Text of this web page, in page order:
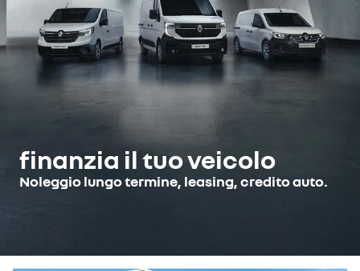
finanzia il tuo veicolo
Noleggio lungo termine, leasing, credito auto.